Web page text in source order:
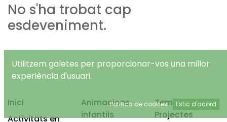
No s'ha trobat cap
esdeveniment.
Inici
Activitats en
Animacions
infantils
Temps Lliure
Projectes
Utilitzem galetes per proporcionar-vos una millor
experiència d'usuari.
Política de cookies Estic d'acord